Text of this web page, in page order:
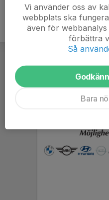
Vi använder oss av
webbplats ska
även för
förbättra
Så
Bara